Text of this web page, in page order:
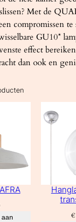
Met de
compromissen te
GU10*
effect
dan ook en
€